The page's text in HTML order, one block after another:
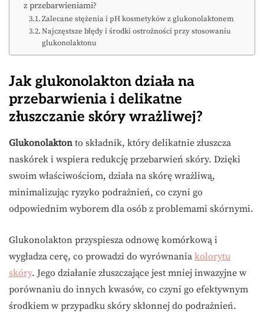
z przebarwieniami?
Zalecane stężenia i pH kosmetyków z glukonolaktonem
Najczęstsze błędy i środki ostrożności przy stosowaniu
glukonolaktonu
Jak glukonolakton działa na
przebarwienia i delikatne
złuszczanie skóry wrażliwej?
Glukonolakton to składnik, który delikatnie złuszcza
naskórek i wspiera redukcję przebarwień skóry. Dzięki
swoim właściwościom, działa na skórę wrażliwą,
minimalizując ryzyko podrażnień, co czyni go
odpowiednim wyborem dla osób z problemami skórnymi.
Glukonolakton przyspiesza odnowę komórkową i
wygładza cerę, co prowadzi do wyrównania kolorytu
skóry. Jego działanie złuszczające jest mniej inwazyjne w
porównaniu do innych kwasów, co czyni go efektywnym
środkiem w przypadku skóry skłonnej do podrażnień.